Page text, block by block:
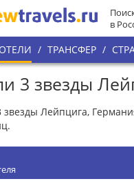
в
ОТЕЛИ / ТРАНСФЕР /
3 звезды
звезды Лейпцига,